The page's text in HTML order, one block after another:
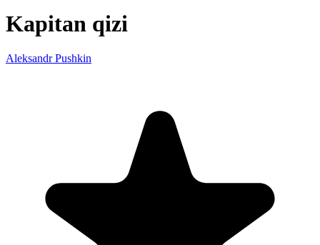
Kapitan qizi
Aleksandr Pushkin